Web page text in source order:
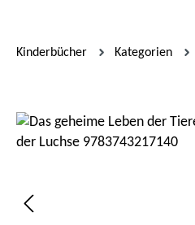
Kinderbücher Kategorien
Bildergalerie überspringen